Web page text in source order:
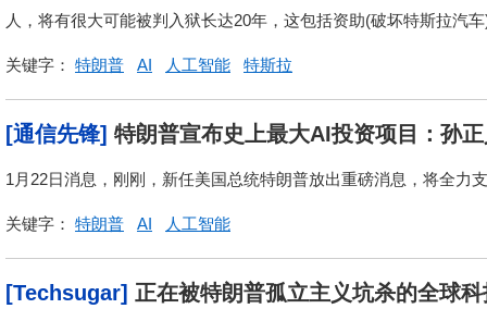
人，将有很大可能被判入狱长达20年，这包括资助(破坏特斯拉汽
关键字： 特朗普 AI 人工智能 特斯拉
[通信先锋] 特朗普宣布史上最大AI投资项目：孙
1月22日消息，刚刚，新任美国总统特朗普放出重磅消息，将全力
关键字： 特朗普 AI 人工智能
[Techsugar] 正在被特朗普孤立主义坑杀的全球